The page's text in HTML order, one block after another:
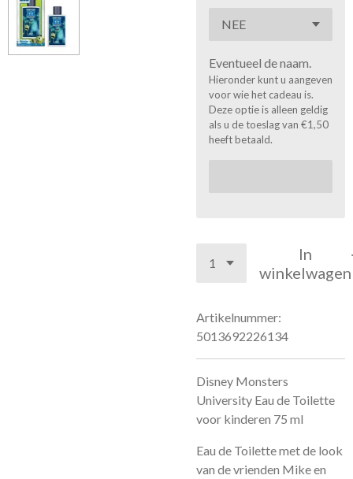
Eventueel de naam.
Hieronder kunt u aangeven
voor wie het cadeau is.
Deze optie is alleen geldig
als u de toeslag van €1,50
heeft betaald.
In
winkelwagen
Artikelnummer:
5013692226134
Disney Monsters
University Eau de Toilette
voor kinderen 75 ml
Eau de Toilette met de look
van de vrienden Mike en